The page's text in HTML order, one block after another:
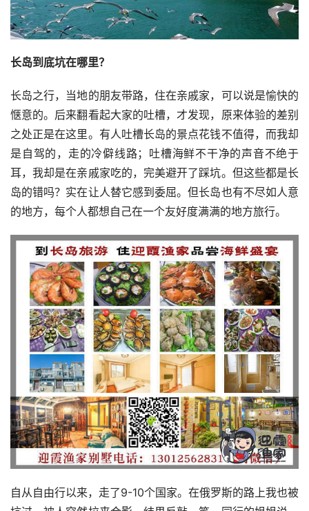
长岛到底坑在哪里？
长岛之行，当地的朋友带路，住在亲戚家，可以说是愉快的
惬意的。后来翻看起大家的吐槽，才发现，原来体验的差别
之处正是在这里。有人吐槽长岛的景点花钱不值得，而我却
是自驾的，走的冷僻线路；吐槽海鲜不干净的声音不绝于
耳，我却是在亲戚家吃的，完美避开了踩坑。但这些都是长
岛的错吗？实在让人替它感到委屈。但长岛也有不尽如人意
的地方，每个人都想自己在一个友好度满满的地方旅行。
自从自由行以来，走了9-10个国家。在俄罗斯的路上我也被